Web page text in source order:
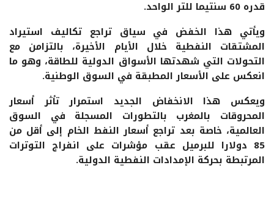
قدره 60 سنتيما للتر الواحد.
ويأتي هذا الخفض في سياق تراجع تكاليف استيراد
المشتقات النفطية خلال الأيام الأخيرة، بالتزامن مع
التحولات التي شهدتها الأسواق الدولية للطاقة، وهو ما
انعكس على الأسعار المطبقة في السوق الوطنية.
ويعكس هذا الانخفاض الجديد استمرار تأثر أسعار
المحروقات بالمغرب بالتطورات المسجلة في السوق
العالمية، خاصة بعد تراجع أسعار النفط الخام إلى أقل من
85 دولارا للبرميل عقب مؤشرات على انفراج التوترات
المرتبطة بحركة الإمدادات النفطية الدولية.